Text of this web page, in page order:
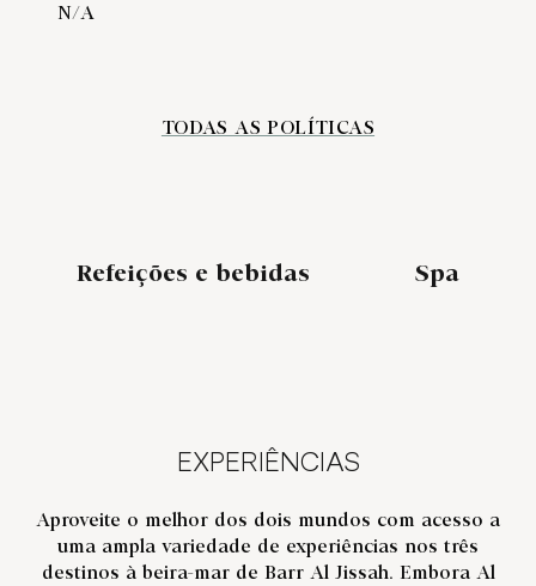
N/A
TODAS AS POLÍTICAS
Refeições e bebidas Spa
EXPERIÊNCIAS
Aproveite o melhor dos dois mundos com acesso a
uma ampla variedade de experiências nos três
destinos à beira-mar de Barr Al Jissah. Embora Al